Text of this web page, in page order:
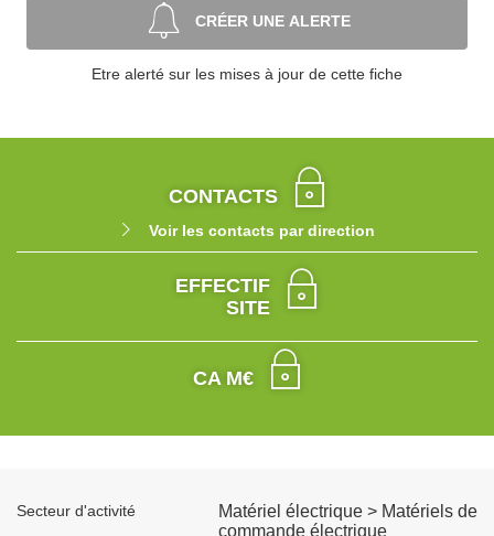
CRÉER UNE ALERTE
Etre alerté sur les mises à jour de cette fiche
CONTACTS
Voir les contacts par direction
EFFECTIF
SITE
CA M€
Secteur d'activité
Matériel électrique > Matériels de
commande électrique